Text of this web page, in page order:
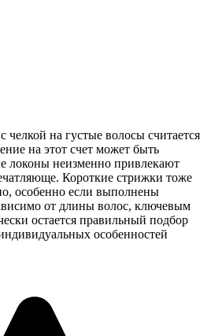
на густые волосы считается
на этот счет может быть
локоны неизменно привлекают
Короткие стрижки тоже
особенно если выполнены
от длины волос, ключевым
остается правильный подбор
особенностей